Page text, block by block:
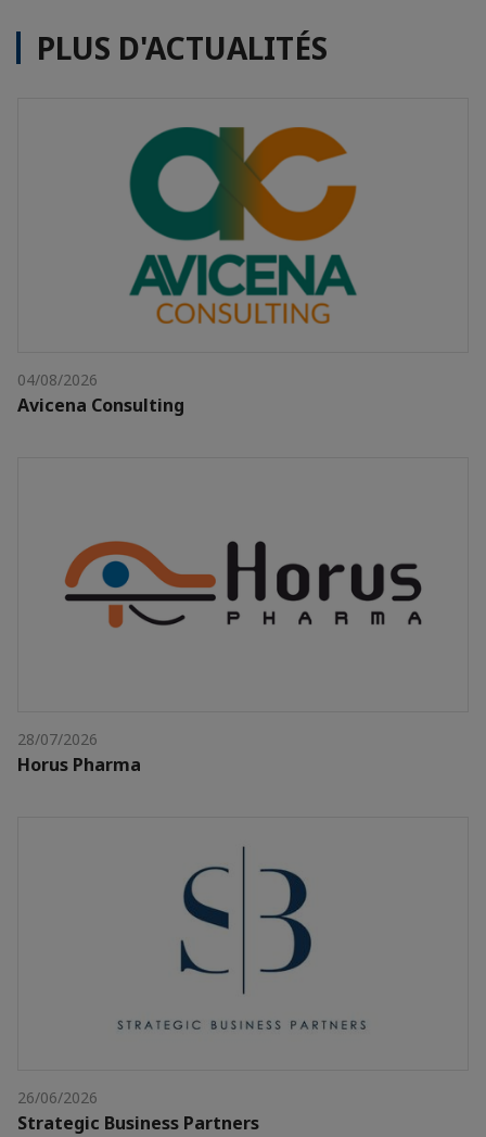
PLUS D'ACTUALITÉS
04/08/2026
Avicena Consulting
28/07/2026
Horus Pharma
26/06/2026
Strategic Business Partners